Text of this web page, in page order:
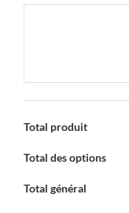
Total produit
Total des options
Total général